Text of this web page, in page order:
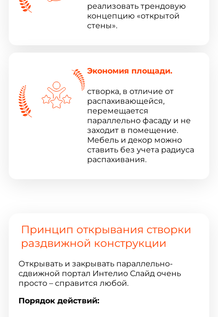
реализовать трендовую
концепцию «открытой
стены».
Экономия площади.
створка, в отличие от
распахивающейся,
перемещается
параллельно фасаду и не
заходит в помещение.
Мебель и декор можно
ставить без учета радиуса
распахивания.
Принцип открывания створки
раздвижной конструкции
Открывать и закрывать параллельно-
сдвижной портал Интелио Слайд очень
просто – справится любой.
Порядок действий: